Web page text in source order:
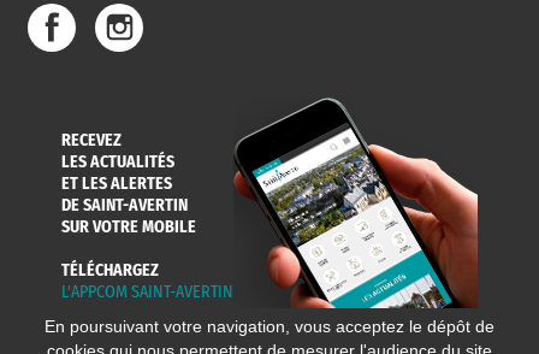
RECEVEZ
LES ACTUALITÉS
ET LES ALERTES
DE SAINT-AVERTIN
SUR VOTRE MOBILE
TÉLÉCHARGEZ
L'APPCOM SAINT-AVERTIN
En poursuivant votre navigation, vous acceptez le dépôt de